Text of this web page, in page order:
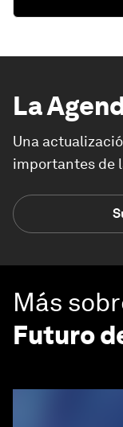
La
Una
importantes de
Más
Futuro